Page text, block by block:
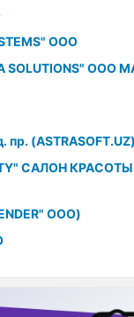
ООО
SOLUTIONS" ООО
пр. (ASTRASOFT.UZ)
САЛОН КРАСОТЫ
ООО)